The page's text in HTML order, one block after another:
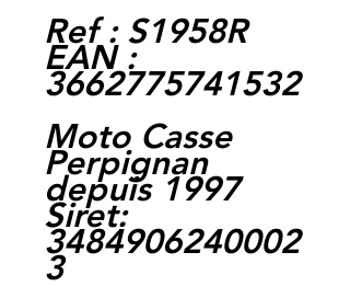
Ref : S1958R
EAN :
3662775741532
Moto Casse
Perpignan
depuis 1997
Siret:
3484906240002
3